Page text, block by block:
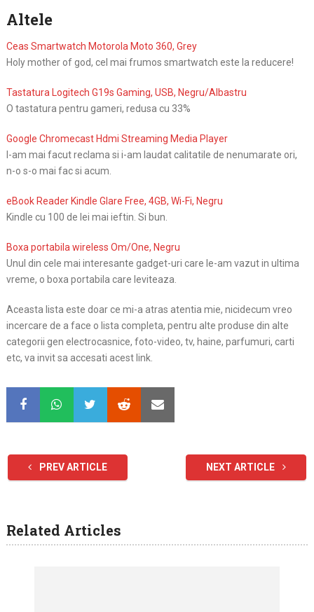
Altele
Ceas Smartwatch Motorola Moto 360, Grey
Holy mother of god, cel mai frumos smartwatch este la reducere!
Tastatura Logitech G19s Gaming, USB, Negru/Albastru
O tastatura pentru gameri, redusa cu 33%
Google Chromecast Hdmi Streaming Media Player
I-am mai facut reclama si i-am laudat calitatile de nenumarate ori,
n-o s-o mai fac si acum.
eBook Reader Kindle Glare Free, 4GB, Wi-Fi, Negru
Kindle cu 100 de lei mai ieftin. Si bun.
Boxa portabila wireless Om/One, Negru
Unul din cele mai interesante gadget-uri care le-am vazut in ultima
vreme, o boxa portabila care leviteaza.
Aceasta lista este doar ce mi-a atras atentia mie, nicidecum vreo
incercare de a face o lista completa, pentru alte produse din alte
categorii gen electrocasnice, foto-video, tv, haine, parfumuri, carti
etc, va invit sa accesati acest link.
PREV ARTICLE NEXT ARTICLE
Related Articles